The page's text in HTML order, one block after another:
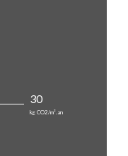
30
kg CO2/m².an